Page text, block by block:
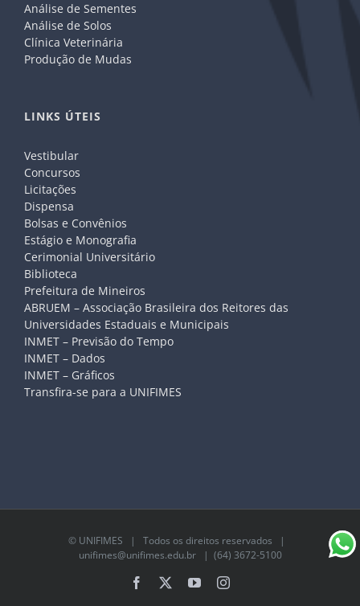
Análise de Sementes
Análise de Solos
Clínica Veterinária
Produção de Mudas
LINKS ÚTEIS
Vestibular
Concursos
Licitações
Dispensa
Bolsas e Convênios
Estágio e Monografia
Cerimonial Universitário
Biblioteca
Prefeitura de Mineiros
ABRUEM – Associação Brasileira dos Reitores das
Universidades Estaduais e Municipais
INMET – Previsão do Tempo
INMET – Dados
INMET – Gráficos
Transfira-se para a UNIFIMES
© UNIFIMES | Todos os direitos reservados |
unifimes@unifimes.edu.br| (64) 3672-5100
Facebook YouTubeInstagram